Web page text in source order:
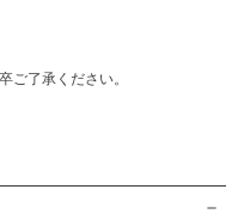
ご了承ください。